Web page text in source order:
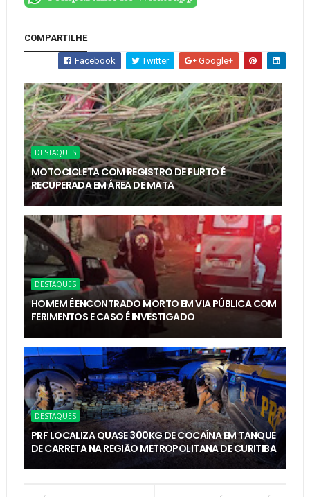
COMPARTILHE
Facebook Twitter Google+
DESTAQUES
MOTOCICLETA COM REGISTRO DE FURTO É
RECUPERADA EM ÁREA DE MATA
DESTAQUES
HOMEM É ENCONTRADO MORTO EM VIA PÚBLICA COM
FERIMENTOS E CASO É INVESTIGADO
DESTAQUES
PRF LOCALIZA QUASE 300KG DE COCAÍNA EM TANQUE
DE CARRETA NA REGIÃO METROPOLITANA DE CURITIBA